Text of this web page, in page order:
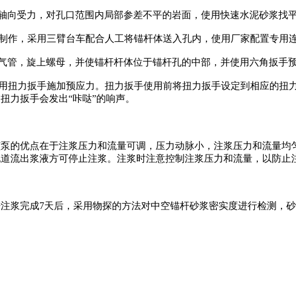
向受力，对孔口范围内局部参差不平的岩面，使用快速水泥砂浆找
作，采用三臂台车配合人工将锚杆体送入孔内，使用厂家配置专用
管，旋上螺母，并使锚杆杆体位于锚杆孔的中部，并使用六角扳手预
扭力扳手施加预应力。扭力扳手使用前将扭力扳手设定到相应的
力扳手会发出“咔哒”的响声。
的优点在于注浆压力和流量可调，压力动脉小，注浆压力和流量
流出浆液方可停止注浆。注浆时注意控制注浆压力和流量，以防止
浆完成7天后，采用物探的方法对中空锚杆砂浆密实度进行检测，